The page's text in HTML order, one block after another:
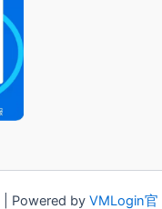
| Powered by VMLogin官